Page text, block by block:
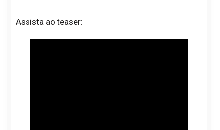
Assista ao teaser: